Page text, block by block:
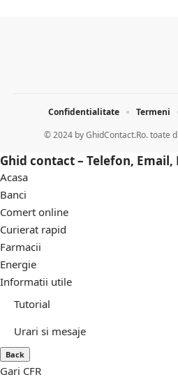
© 2024 byGhidContact.Ro. toate
Confidentialitate Termeni
Ghid contact – Telefon,
Acasa
Banci
Comert online
Curierat rapid
Farmacii
Energie
Informatii utile
Tutorial
Urari si mesaje
Back
Gari CFR